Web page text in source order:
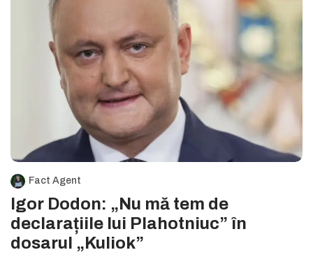
Fact Agent
Igor Dodon: „Nu mă tem de
declarațiile lui Plahotniuc” în
dosarul „Kuliok”